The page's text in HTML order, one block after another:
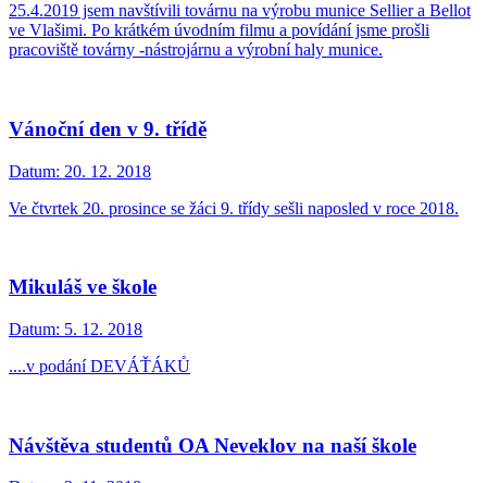
25.4.2019 jsem navštívili továrnu na výrobu munice Sellier a Bellot
ve Vlašimi. Po krátkém úvodním filmu a povídání jsme prošli
pracoviště továrny -nástrojárnu a výrobní haly munice.
Vánoční den v 9. třídě
Datum: 20. 12. 2018
Ve čtvrtek 20. prosince se žáci 9. třídy sešli naposled v roce 2018.
Mikuláš ve škole
Datum: 5. 12. 2018
....v podání DEVÁŤÁKŮ
Návštěva studentů OA Neveklov na naší škole